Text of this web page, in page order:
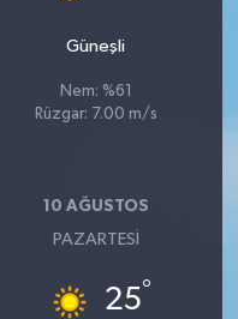
Güneşli
Nem: %61
Rüzgar: 7.00 m/s
10 AĞUSTOS
PAZARTESI
25°